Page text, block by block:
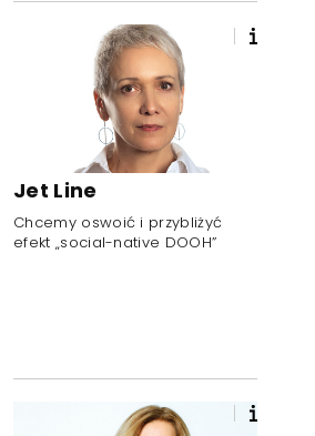
Jet Line
Chcemy oswoić i przybliżyć
efekt „social-native DOOH”